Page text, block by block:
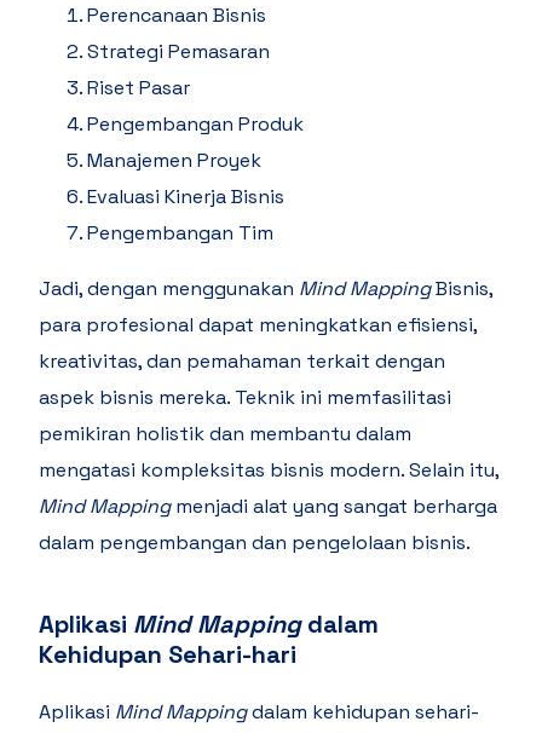
Perencanaan Bisnis
Strategi Pemasaran
Riset Pasar
Pengembangan Produk
Manajemen Proyek
Evaluasi Kinerja Bisnis
Pengembangan Tim
Jadi, dengan menggunakan Mind MappingBisnis,
para profesional dapat meningkatkan efisiensi,
kreativitas, dan pemahaman terkait dengan
aspek bisnis mereka. Teknik ini memfasilitasi
pemikiran holistik dan membantu dalam
mengatasi kompleksitas bisnis modern. Selain itu,
Mind Mappingmenjadi alat yang sangat berharga
dalam pengembangan dan pengelolaan bisnis.
Aplikasi Mind Mappingdalam
Kehidupan Sehari-hari
Aplikasi Mind Mappingdalam kehidupan sehari-